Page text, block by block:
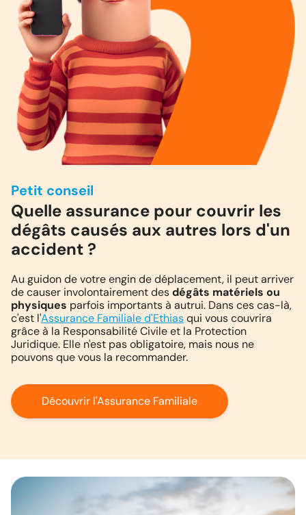
Petit conseil
Quelle assurance pour couvrir les
dégâts causés aux autres lors d'un
accident ?
Au guidon de votre engin de déplacement, il peut arriver
de causer involontairement desdégâts matériels ou
physiques parfois importants à autrui. Dans ces cas-là,
c'est l'Assurance Familiale d'Ethiasqui vous couvrira
grâce à la Responsabilité Civile et la Protection
Juridique. Elle n'est pas obligatoire, mais nous ne
pouvons que vous la recommander.
Découvrir l'Assurance Familiale